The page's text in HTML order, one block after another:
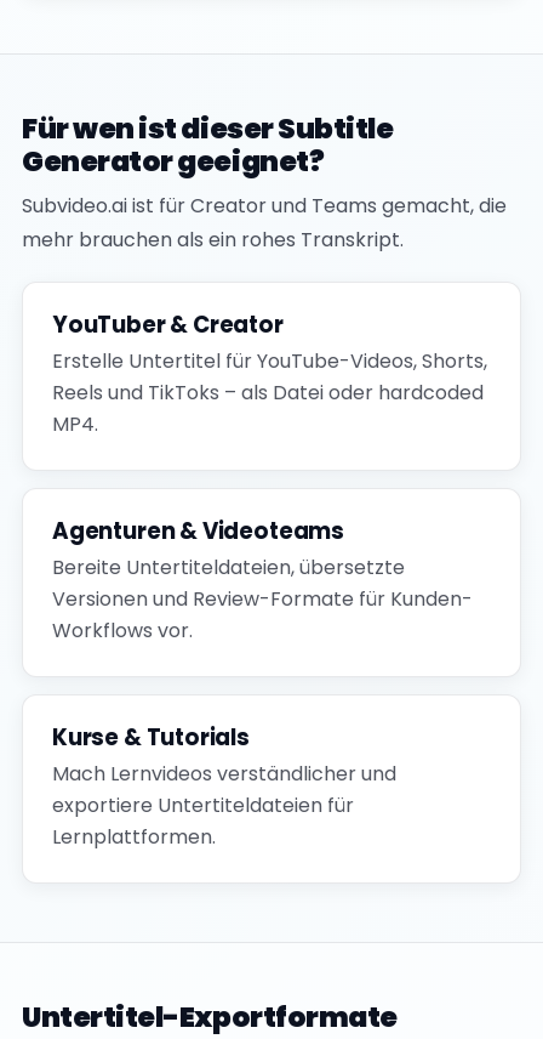
Für wen ist dieser Subtitle
Generator geeignet?
Subvideo.ai ist für Creator und Teams gemacht, die
mehr brauchen als ein rohes Transkript.
YouTuber & Creator
Erstelle Untertitel für YouTube-Videos, Shorts,
Reels und TikToks – als Datei oder hardcoded
MP4.
Agenturen & Videoteams
Bereite Untertiteldateien, übersetzte
Versionen und Review-Formate für Kunden-
Workflows vor.
Kurse & Tutorials
Mach Lernvideos verständlicher und
exportiere Untertiteldateien für
Lernplattformen.
Untertitel-Exportformate